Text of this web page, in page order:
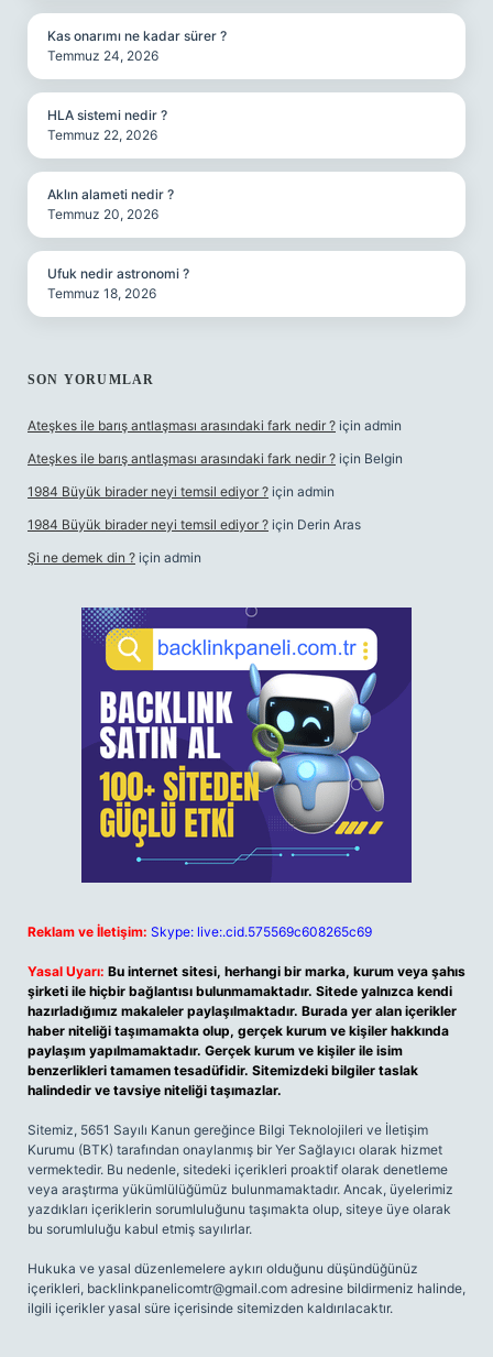
Kas onarımı ne kadar sürer ?
Temmuz 24, 2026
HLA sistemi nedir ?
Temmuz 22, 2026
Aklın alameti nedir ?
Temmuz 20, 2026
Ufuk nedir astronomi ?
Temmuz 18, 2026
SON YORUMLAR
Ateşkes ile barış antlaşması arasındaki fark nedir ? için admin
Ateşkes ile barış antlaşması arasındaki fark nedir ? için Belgin
1984 Büyük birader neyi temsil ediyor ? için admin
1984 Büyük birader neyi temsil ediyor ? için Derin Aras
Şi ne demek din ? için admin
Reklam ve İletişim: Skype: live:.cid.575569c608265c69
Yasal Uyarı: Bu internet sitesi, herhangi bir marka, kurum veya şahıs
şirketi ile hiçbir bağlantısı bulunmamaktadır. Sitede yalnızca kendi
hazırladığımız makaleler paylaşılmaktadır. Burada yer alan içerikler
haber niteliği taşımamakta olup, gerçek kurum ve kişiler hakkında
paylaşım yapılmamaktadır. Gerçek kurum ve kişiler ile isim
benzerlikleri tamamen tesadüfidir. Sitemizdeki bilgiler taslak
halindedir ve tavsiye niteliği taşımazlar.
Sitemiz, 5651 Sayılı Kanun gereğince Bilgi Teknolojileri ve İletişim
Kurumu (BTK) tarafından onaylanmış bir Yer Sağlayıcı olarak hizmet
vermektedir. Bu nedenle, sitedeki içerikleri proaktif olarak denetleme
veya araştırma yükümlülüğümüz bulunmamaktadır. Ancak, üyelerimiz
yazdıkları içeriklerin sorumluluğunu taşımakta olup, siteye üye olarak
bu sorumluluğu kabul etmiş sayılırlar.
Hukuka ve yasal düzenlemelere aykırı olduğunu düşündüğünüz
içerikleri, backlinkpanelicomtr@gmail.com adresine bildirmeniz halinde,
ilgili içerikler yasal süre içerisinde sitemizden kaldırılacaktır.